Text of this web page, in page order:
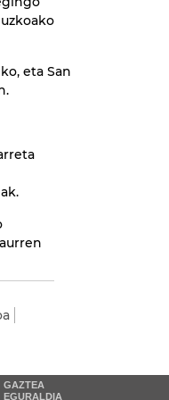
eta San
GAZTEA
EGURALDIA